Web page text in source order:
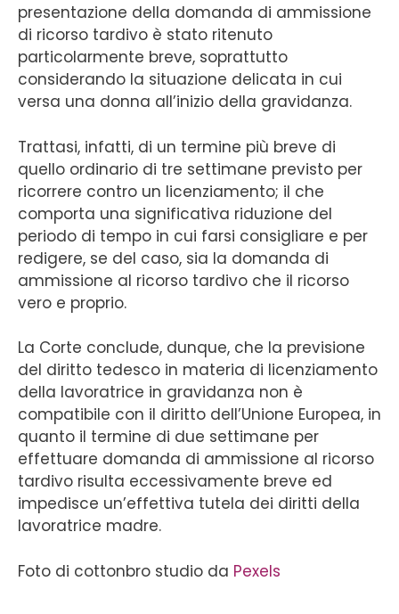
presentazione della domanda di ammissione
di ricorso tardivo è stato ritenuto
particolarmente breve, soprattutto
considerando la situazione delicata in cui
versa una donna all’inizio della gravidanza.
Trattasi, infatti, di un termine più breve di
quello ordinario di tre settimane previsto per
ricorrere contro un licenziamento; il che
comporta una significativa riduzione del
periodo di tempo in cui farsi consigliare e per
redigere, se del caso, sia la domanda di
ammissione al ricorso tardivo che il ricorso
vero e proprio.
La Corte conclude, dunque, che la previsione
del diritto tedesco in materia di licenziamento
della lavoratrice in gravidanza non è
compatibile con il diritto dell’Unione Europea, in
quanto il termine di due settimane per
effettuare domanda di ammissione al ricorso
tardivo risulta eccessivamente breve ed
impedisce un’effettiva tutela dei diritti della
lavoratrice madre.
Foto di cottonbro studio da Pexels